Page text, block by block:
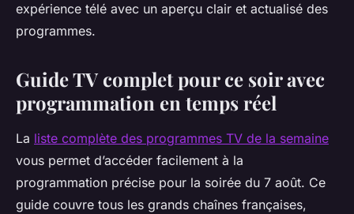
expérience télé avec un aperçu clair et actualisé des
programmes.
Guide TV complet pour ce soir avec
programmation en temps réel
La liste complète des programmes TV de la semaine
vous permet d’accéder facilement à la
programmation précise pour la soirée du 7 août. Ce
guide couvre tous les grands chaînes françaises,